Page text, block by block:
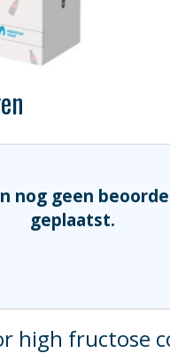
nog geen
geplaatst.
high fructose